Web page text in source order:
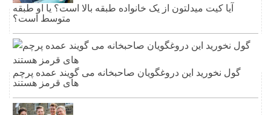
آیا کیت میدلتون از یک خانواده طبقه بالا است؟ یا او طبقه
متوسط ​​است؟
گول نخورید این دروغگویان صاحبخانه می گویند عمده پرچم
های قرمز هستند